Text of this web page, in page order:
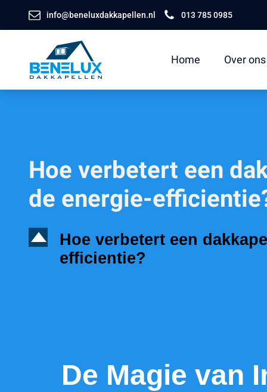
info@beneluxdakkapellen.nl 013 785 0985
Home Over ons
Hoe verbetert een
de energie-
D
Hoe verbetert een
efficientie?
De Magie van